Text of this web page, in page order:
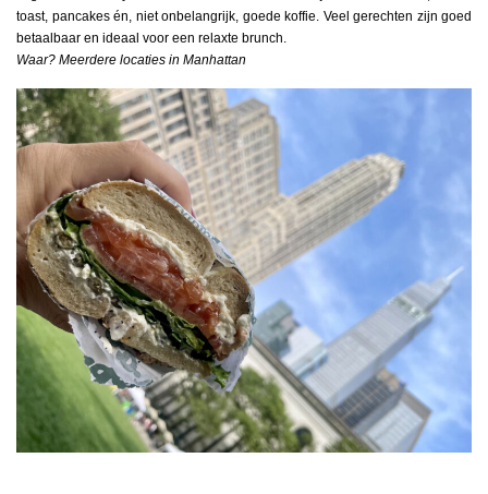
toast, pancakes én, niet onbelangrijk, goede koffie. Veel gerechten zijn goed
betaalbaar en ideaal voor een relaxte brunch.
Waar? Meerdere locaties in Manhattan